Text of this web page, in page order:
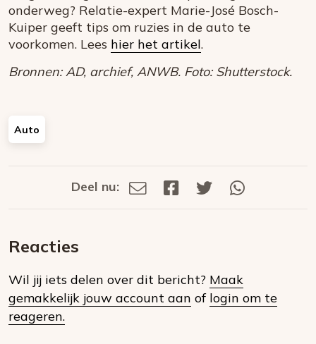
onderweg? Relatie-expert Marie-José Bosch-
Kuiper geeft tips om ruzies in de auto te
voorkomen. Lees hier het artikel.
Bronnen: AD, archief, ANWB. Foto: Shutterstock.
Auto
Deel
social
Deel nu:
Deel
Deel
Deel
Reacties
Wil jij iets delen over dit bericht? Maak
gemakkelijk jouw account aan of login om te
reageren.